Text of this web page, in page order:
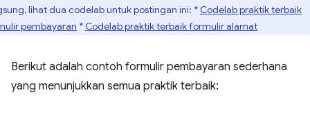
lihat dua codelab untuk postingan ini: * Codelab praktik terbaik
pembayaran * Codelab praktik terbaik formulir alamat
Berikut adalah contoh formulir pembayaran sederhana
yang menunjukkan semua praktik terbaik: